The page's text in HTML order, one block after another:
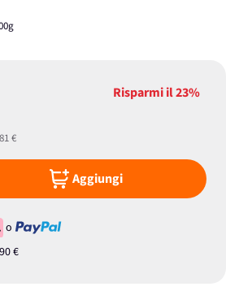
Risparmi il23%
€
Aggiungi
o
€